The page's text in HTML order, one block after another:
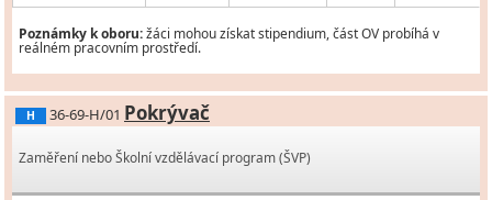
Poznámky k oboru:žáci mohou získat stipendium, část OV probíhá v
reálném pracovním prostředí.
H 36-69-H/01 Pokrývač
Zaměření nebo Školní vzdělávací program (ŠVP)